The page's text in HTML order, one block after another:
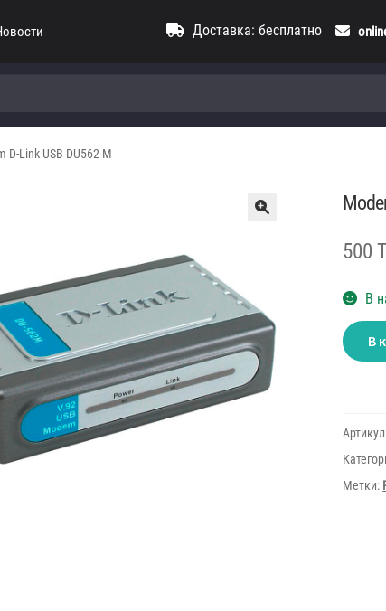
Доставка: бесплатно
D-Link USB DU562 M
500
В
товара
Modem
M
В
Метки: